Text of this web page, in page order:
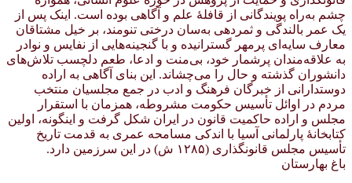
چشم به‌راه پویندگانی از قافلهٔ علم و آگاهی بوده است. اینک پس از
یک عمر بالندگی و ثمردهی به‌سان درختی تنومند، بر خیل مشتاقان
معارف سایه‌ای پرمهر گسترانیده و با گنجینه‌هایی از نفایس و نوادر
به علاقه‌مندان پرشمار خود، بی‌منت و ادعا، طعم دلچسب تلاش‌های
دانشوران گذشته و حال را می‌چشاند. این بنای آگاهی به اراده
دوستدارانی از خبرگان فرهنگ و ادب در جمع مجلسیان منتخب
مردم در اوائل تأسیس حکومت مشروطه، همزمان با استقرار
مجلس و اراده حاکمیت قانون در ایران شکل گرفت و اینگونه، اولین
کتابخانهٔ پارلمانی آسیا با اندکی مسامحه عمری به قدمت تاریخ
تأسیس مجلس قانونگذاری (۱۲۸۵ ش) در این سرزمین دارد.
باغ بهارستان